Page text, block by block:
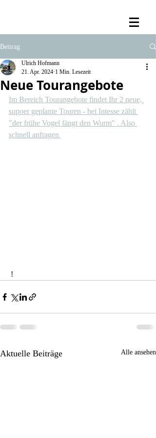
Beitrag
Neue Tourangebote
Ulrich Hofmann
21. Apr. 2024 1 Min. Lesezeit
Im Bereich Tourangebote findet Ihr 2 neue,
supoer geplante Touren - bei Intesse zählt
"der frühe Vogel fängt den Wurm" . Also
schnell anfragen
!
Aktuelle Beiträge Alle ansehen